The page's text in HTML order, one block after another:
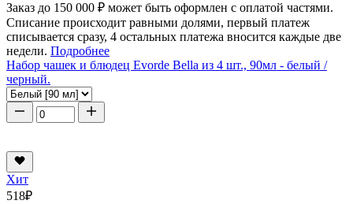
Заказ до 150 000 ₽ может быть оформлен с оплатой частями.
Списание происходит равными долями, первый платеж
списывается сразу, 4 остальных платежа вносится каждые две
недели. Подробнее
Набор чашек и блюдец Evorde Bella из 4 шт., 90мл - белый /
черный.
Хит
518₽